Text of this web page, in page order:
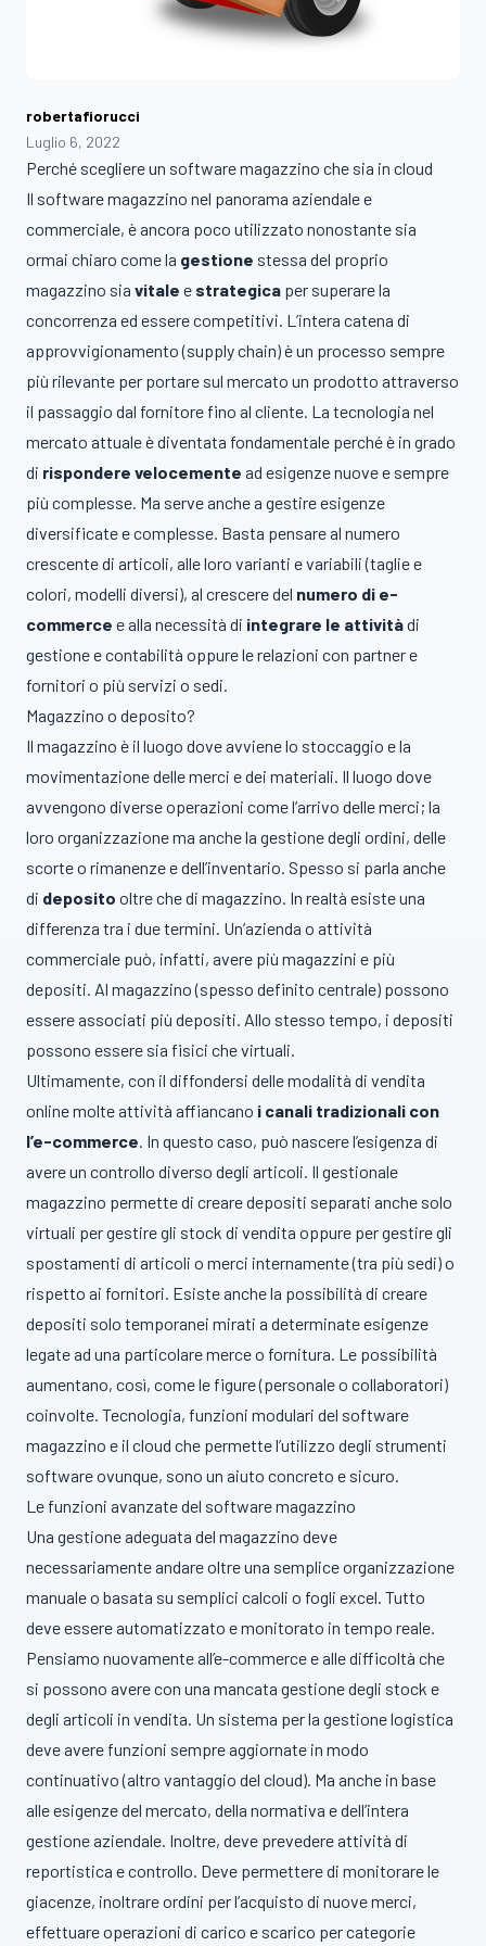
robertafiorucci
Luglio 6, 2022
Perché scegliere un software magazzino che sia in cloud
Il software magazzino nel panorama aziendale e
commerciale, è ancora poco utilizzato nonostante sia
ormai chiaro come la gestione stessa del proprio
magazzino sia vitale e strategica per superare la
concorrenza ed essere competitivi. L’intera catena di
approvvigionamento (supply chain) è un processo sempre
più rilevante per portare sul mercato un prodotto attraverso
il passaggio dal fornitore fino al cliente. La tecnologia nel
mercato attuale è diventata fondamentale perché è in grado
di rispondere velocemente ad esigenze nuove e sempre
più complesse. Ma serve anche a gestire esigenze
diversificate e complesse. Basta pensare al numero
crescente di articoli, alle loro varianti e variabili (taglie e
colori, modelli diversi), al crescere del numero di e-
commerce e alla necessità di integrare le attivitàdi
gestione e contabilità oppure le relazioni con partner e
fornitori o più servizi o sedi.
Magazzino o deposito?
Il magazzino è il luogo dove avviene lo stoccaggio e la
movimentazione delle merci e dei materiali. Il luogo dove
avvengono diverse operazioni come l’arrivo delle merci; la
loro organizzazione ma anche la gestione degli ordini, delle
scorte o rimanenze e dell’inventario. Spesso si parla anche
di deposito oltre che di magazzino. In realtà esiste una
differenza tra i due termini. Un’azienda o attività
commerciale può, infatti, avere più magazzini e più
depositi. Al magazzino (spesso definito centrale) possono
essere associati più depositi. Allo stesso tempo, i depositi
possono essere sia fisici che virtuali.
Ultimamente, con il diffondersi delle modalità di vendita
online molte attività affiancano i canali tradizionali con
l’e-commerce. In questo caso, può nascere l’esigenza di
avere un controllo diverso degli articoli. Il gestionale
magazzino permette di creare depositi separati anche solo
virtuali per gestire gli stock di vendita oppure per gestire gli
spostamenti di articoli o merci internamente (tra più sedi) o
rispetto ai fornitori. Esiste anche la possibilità di creare
depositi solo temporanei mirati a determinate esigenze
legate ad una particolare merce o fornitura. Le possibilità
aumentano, così, come le figure (personale o collaboratori)
coinvolte. Tecnologia, funzioni modulari del software
magazzino e il cloud che permette l’utilizzo degli strumenti
software ovunque, sono un aiuto concreto e sicuro.
Le funzioni avanzate del software magazzino
Una gestione adeguata del magazzino deve
necessariamente andare oltre una semplice organizzazione
manuale o basata su semplici calcoli o fogli excel. Tutto
deve essere automatizzato e monitorato in tempo reale.
Pensiamo nuovamente all’e-commerce e alle difficoltà che
si possono avere con una mancata gestione degli stock e
degli articoli in vendita. Un sistema per la gestione logistica
deve avere funzioni sempre aggiornate in modo
continuativo (altro vantaggio del cloud). Ma anche in base
alle esigenze del mercato, della normativa e dell’intera
gestione aziendale. Inoltre, deve prevedere attività di
reportistica e controllo. Deve permettere di monitorare le
giacenze, inoltrare ordini per l’acquisto di nuove merci,
effettuare operazioni di carico e scarico per categorie